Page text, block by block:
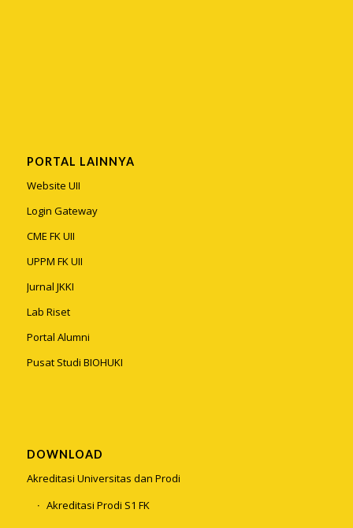
PORTAL LAINNYA
Website UII
Login Gateway
CME FK UII
UPPM FK UII
Jurnal JKKI
Lab Riset
Portal Alumni
Pusat Studi BIOHUKI
DOWNLOAD
Akreditasi Universitas dan Prodi
Akreditasi Prodi S1 FK